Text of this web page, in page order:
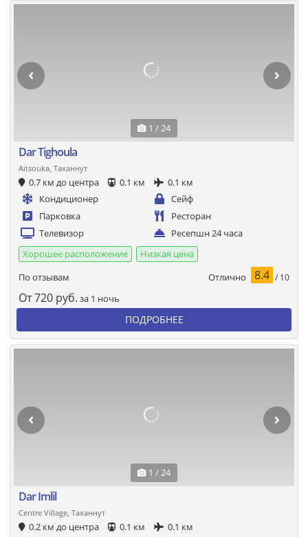
1 / 24
Dar Tighoula
Aitsouka, Таханнут
0.7 км до центра 0.1 км
0.1 км
Кондиционер
Сейф
Парковка
Ресторан
Телевизор
Ресепшн 24 часа
Хорошее расположение
Низкая цена
По отзывам
Отлично 8.4 / 10
От720 руб. за 1 ночь
ПОДРОБНЕЕ
1 / 24
Dar Imlil
Centre Village, Таханнут
0.2 км до центра 0.1 км
0.1 км